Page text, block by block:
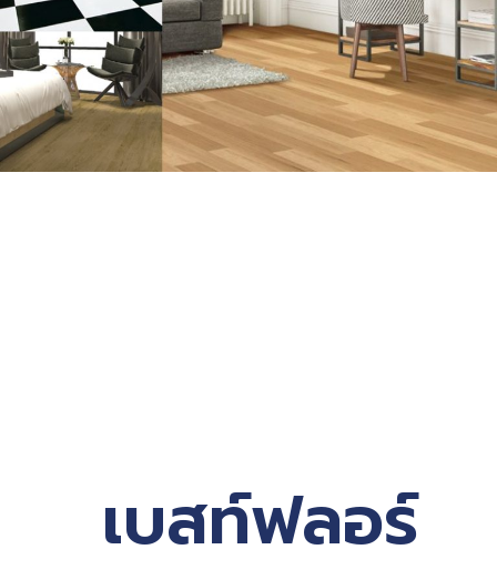
เบสท์ฟลอร์